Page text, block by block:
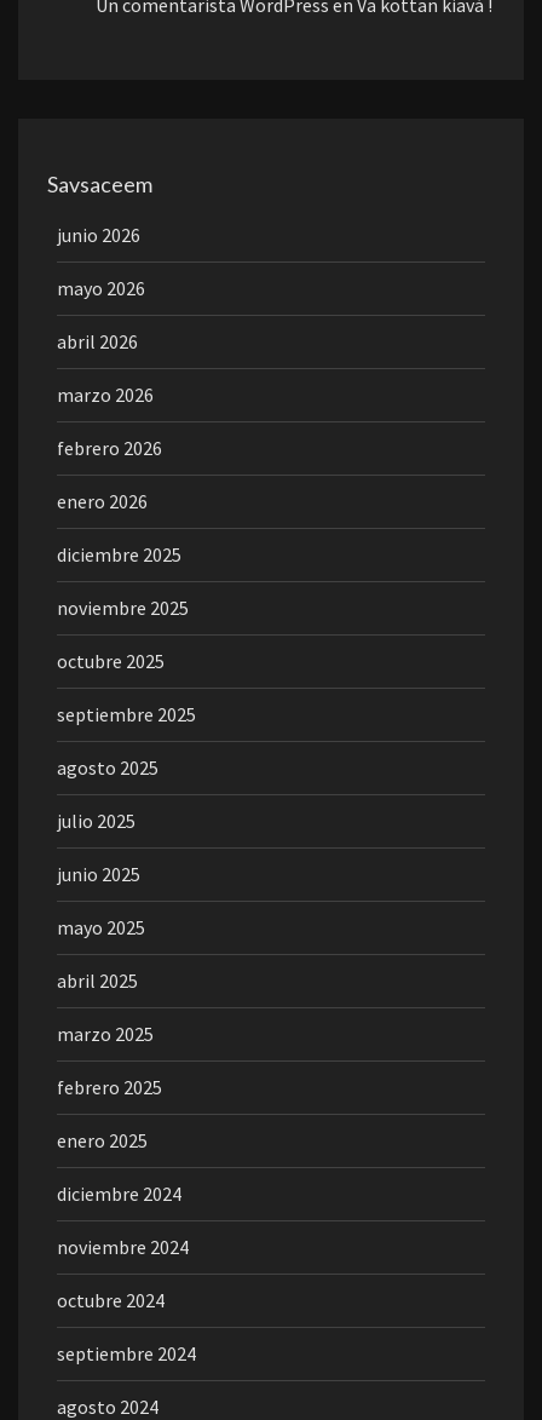
Un comentarista WordPress en Va kottan kiavá !
Savsaceem
junio 2026
mayo 2026
abril 2026
marzo 2026
febrero 2026
enero 2026
diciembre 2025
noviembre 2025
octubre 2025
septiembre 2025
agosto 2025
julio 2025
junio 2025
mayo 2025
abril 2025
marzo 2025
febrero 2025
enero 2025
diciembre 2024
noviembre 2024
octubre 2024
septiembre 2024
agosto 2024